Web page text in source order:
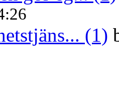
(1)